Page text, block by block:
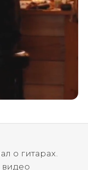
о гитарах.
видео